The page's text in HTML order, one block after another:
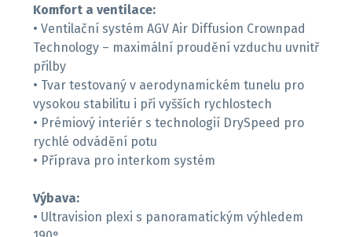
Komfort a ventilace:
• Ventilační systém AGV Air Diffusion Crownpad
Technology – maximální proudění vzduchu uvnitř
přilby
• Tvar testovaný v aerodynamickém tunelu pro
vysokou stabilitu i při vyšších rychlostech
• Prémiový interiér s technologií DrySpeed pro
rychlé odvádění potu
• Příprava pro interkom systém
Výbava:
• Ultravision plexi s panoramatickým výhledem